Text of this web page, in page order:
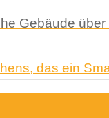
Gebäude